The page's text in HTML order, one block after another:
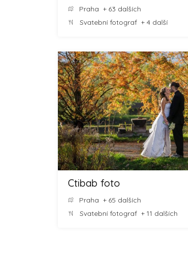
Praha + 63 dalších
Svatební fotograf + 4 další
Ctibab foto
Praha + 65 dalších
Svatební fotograf + 11 dalších